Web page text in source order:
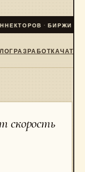
· БИРЖИ ·
РАЗРАБОТКАЧАТ
скорость